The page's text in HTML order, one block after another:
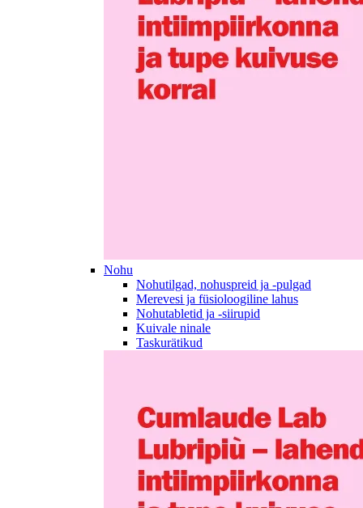
Nohu
Nohutilgad, nohuspreid ja -pulgad
Merevesi ja füsioloogiline lahus
Nohutabletid ja -siirupid
Kuivale ninale
Taskurätikud